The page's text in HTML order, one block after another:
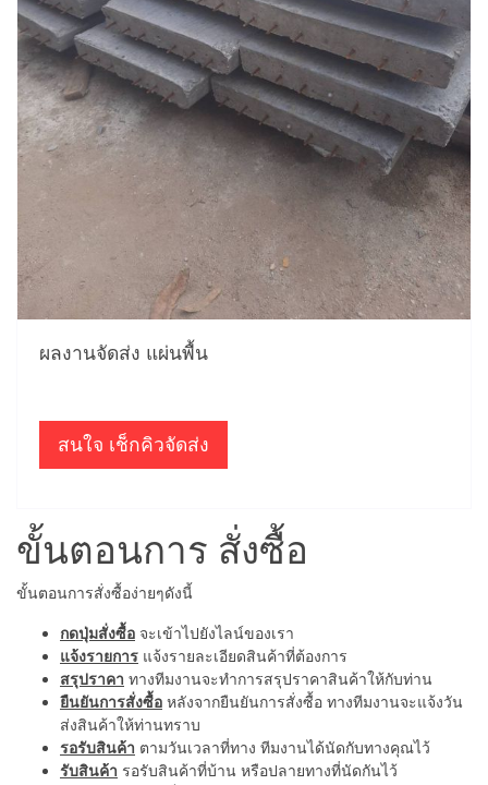
ผลงานจัดส่ง แผ่นพื้น
สนใจ เช็กคิวจัดส่ง
ขั้นตอนการ สั่งซื้อ
ขั้นตอนการสั่งซื้อง่ายๆดังนี้
กดปุ่มสั่งซื้อ จะเข้าไปยังไลน์ของเรา
แจ้งรายการ แจ้งรายละเอียดสินค้าที่ต้องการ
สรุปราคา ทางทีมงานจะทำการสรุปราคาสินค้าให้กับท่าน
ยืนยันการสั่งซื้อ หลังจากยืนยันการสั่งซื้อ ทางทีมงานจะแจ้งวัน
ส่งสินค้าให้ท่านทราบ
รอรับสินค้า ตามวันเวลาที่ทาง ทีมงานได้นัดกับทางคุณไว้
รับสินค้า รอรับสินค้าที่บ้าน หรือปลายทางที่นัดกันไว้